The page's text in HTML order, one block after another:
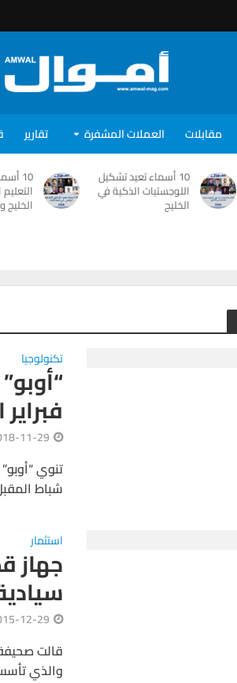
مقابلات العملات المشفرة تقارير
10 أسماء تعيد تشكيل
اللوجستيات الذكية في
الخليج
10
الخليج
تكنولوجيا
11-29
تنوي
شباط
استثمار
12-29
قالت صحيفة
والذي تأسس عام 2005، إلا أن هذا الجهاز